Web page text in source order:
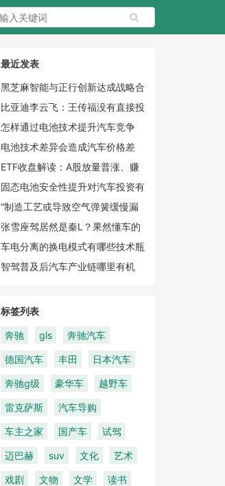
最近发表
黑芝麻智能与正行创新达成战略合
作，共推具身智能规模化与全球化
比亚迪李云飞：王传福没有直接投
资长鑫科技，除了比亚迪，他也没
有以个人身份投资任何一家公司
怎样通过电池技术提升汽车竞争
力？
电池技术差异会造成汽车价格差
吗？
ETF收盘解读：A股放量普涨、赚
钱效应回升
固态电池安全性提升对汽车投资有
何价值？
“制造工艺或导致空气弹簧缓慢漏
气”，小鹏宣布召回33473辆小鹏
X9
张雪座驾居然是秦L？果然懂车的
人最后都选比亚迪
车电分离的换电模式有哪些技术瓶
颈？
智驾普及后汽车产业链哪里有机
标签列表
奔驰 gls 奔驰汽车
德国汽车 丰田 日本汽车
奔驰g级 豪华车 越野车
雷克萨斯 汽车导购
车主之家 国产车 试驾
迈巴赫 suv 文化 艺术
戏剧 文物 文学 读书